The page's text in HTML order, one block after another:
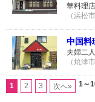
華料理店
（浜松
中国料
夫婦二
（焼津
1 2 3 次へ» 1～